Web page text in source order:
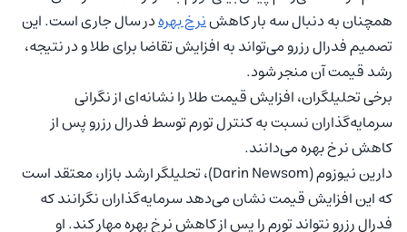
همچنان به دنبال سه بار کاهشنرخ بهرهدر سال جاری است. این
تصمیم فدرال رزرو می‌تواند به افزایش تقاضا برای طلا و در نتیجه،
رشد قیمت آن منجر شود.
برخی تحلیلگران، افزایش قیمت طلا را نشانه‌ای از نگرانی
سرمایه‌گذاران نسبت به کنترل تورم توسط فدرال رزرو پس از
کاهش نرخ بهره می‌دانند.
دارین نیوزوم (Darin Newsom)، تحلیلگر ارشد بازار، معتقد است
که این افزایش قیمت نشان می‌دهد سرمایه‌گذاران نگرانند که
فدرال رزرو نتواند تورم را پس از کاهش نرخ بهره مهار کند. او